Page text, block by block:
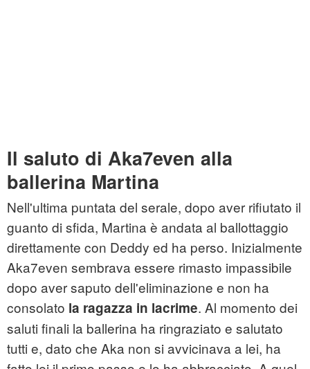
Il saluto di Aka7even alla
ballerina Martina
Nell'ultima puntata del serale, dopo aver rifiutato il
guanto di sfida, Martina è andata al ballottaggio
direttamente con Deddy ed ha perso. Inizialmente
Aka7even sembrava essere rimasto impassibile
dopo aver saputo dell'eliminazione e non ha
consolato la ragazza in lacrime. Al momento dei
saluti finali la ballerina ha ringraziato e salutato
tutti e, dato che Aka non si avvicinava a lei, ha